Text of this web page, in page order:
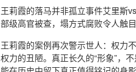
王莉霞的落马并非孤立事件艾里斯
部级高官被查，塌方式腐败令人触
王莉霞的案例再次警示世人：权力
权力的丑陋。真正长久的“形象”，